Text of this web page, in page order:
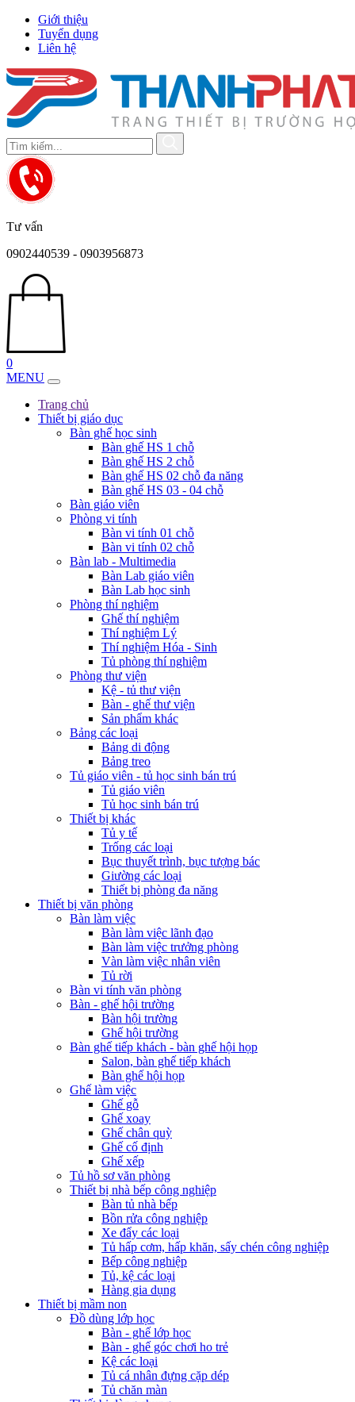
Giới thiệu
Tuyển dụng
Liên hệ
Tư vấn
0902440539 - 0903956873
0
MENU
Trang chủ
Thiết bị giáo dục
Bàn ghế học sinh
Bàn ghế HS 1 chỗ
Bàn ghế HS 2 chỗ
Bàn ghế HS 02 chỗ đa năng
Bàn ghế HS 03 - 04 chỗ
Bàn giáo viên
Phòng vi tính
Bàn vi tính 01 chỗ
Bàn vi tính 02 chỗ
Bàn lab - Multimedia
Bàn Lab giáo viên
Bàn Lab học sinh
Phòng thí nghiệm
Ghế thí nghiệm
Thí nghiệm Lý
Thí nghiệm Hóa - Sinh
Tủ phòng thí nghiệm
Phòng thư viện
Kệ - tủ thư viện
Bàn - ghế thư viện
Sản phẩm khác
Bảng các loại
Bảng di động
Bảng treo
Tủ giáo viên - tủ học sinh bán trú
Tủ giáo viên
Tủ học sinh bán trú
Thiết bị khác
Tủ y tế
Trống các loại
Bục thuyết trình, bục tượng bác
Giường các loại
Thiết bị phòng đa năng
Thiết bị văn phòng
Bàn làm việc
Bàn làm việc lãnh đạo
Bàn làm việc trưởng phòng
Vàn làm việc nhân viên
Tủ rời
Bàn vi tính văn phòng
Bàn - ghế hội trường
Bàn hội trường
Ghế hội trường
Bàn ghế tiếp khách - bàn ghế hội họp
Salon, bàn ghế tiếp khách
Bàn ghế hội họp
Ghế làm việc
Ghế gỗ
Ghế xoay
Ghế chân quỳ
Ghế cố định
Ghế xếp
Tủ hồ sơ văn phòng
Thiết bị nhà bếp công nghiệp
Bàn tủ nhà bếp
Bồn rửa công nghiệp
Xe đẩy các loại
Tủ hấp cơm, hấp khăn, sấy chén công nghiệp
Bếp công nghiệp
Tủ, kệ các loại
Hàng gia dụng
Thiết bị mầm non
Đồ dùng lớp học
Bàn - ghế lớp học
Bàn - ghế góc chơi ho trẻ
Kệ các loại
Tủ cá nhân đựng cặp dép
Tủ chăn màn